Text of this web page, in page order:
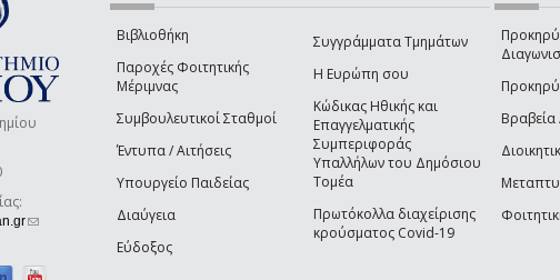
(link sends e-mail)
Βιβλιοθήκη
Παροχές Φοιτητικής
Μέριμνας
Συμβουλευτικοί Σταθμοί
Έντυπα / Αιτήσεις
Υπουργείο Παιδείας
Διαύγεια
Εύδοξος
Συγγράμματα Τμημάτων
Η Ευρώπη σου
Κώδικας Ηθικής και
Επαγγελματικής
Συμπεριφοράς
Υπαλλήλων του Δημόσιου
Τομέα
Πρωτόκολλα διαχείρισης
κρούσματος Covid-19
Βραβεία